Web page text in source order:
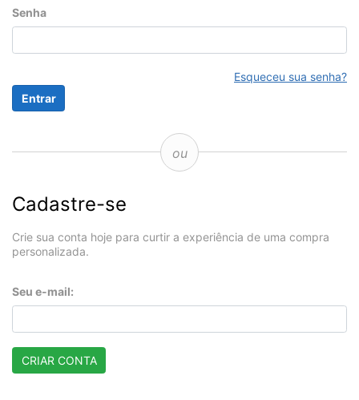
Senha
Esqueceu sua senha?
ou
Cadastre-se
Crie sua conta hoje para curtir a experiência de uma compra
personalizada.
Seu e-mail:
CRIAR CONTA